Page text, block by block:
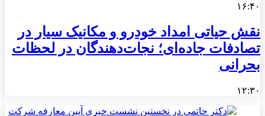
۱۶:۴۰
نقش حیاتی امداد خودرو و مکانیک سیار در
تصادفات جاده‌ای؛ نجات‌دهندگان در لحظات
بحرانی
۱۲:۳۰